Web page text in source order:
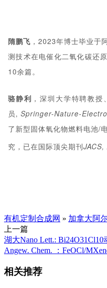
隋鹏飞 ，2023年博士毕业于
测技术在电催化二氧化碳还
10余篇。
骆静利 ，深圳大学特聘教
员,Springer-Nature-
了新型固体氧化物燃料电池/
究，已在国际顶尖期刊
有机定制合成网 » 加拿大阿
上一篇
湖大Nano Lett.:
Angew. Chem. ：FeOCl/
相关推荐